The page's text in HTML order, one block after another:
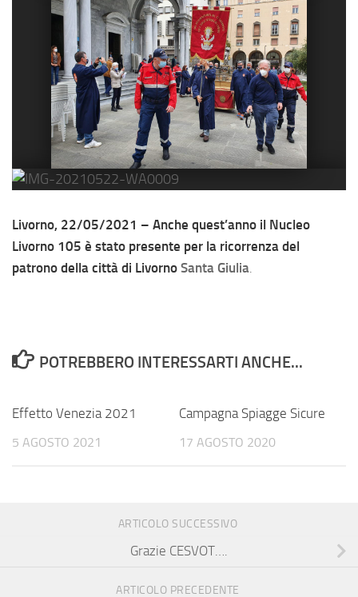
Livorno, 22/05/2021 – Anche quest’anno il Nucleo
Livorno 105 è stato presente per la ricorrenza del
patrono della città di Livorno Santa Giulia.
POTREBBERO INTERESSARTI ANCHE...
Effetto Venezia 2021
5 AGOSTO 2021
Campagna Spiagge Sicure
17 AGOSTO 2020
ARTICOLO SUCCESSIVO
Grazie CESVOT….
ARTICOLO PRECEDENTE